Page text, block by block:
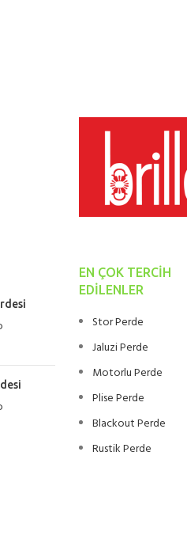
EN ÇOK TERCIH
EDILENLER
Stor Perde
Jaluzi Perde
Motorlu Perde
Plise Perde
Blackout Perde
Rustik Perde